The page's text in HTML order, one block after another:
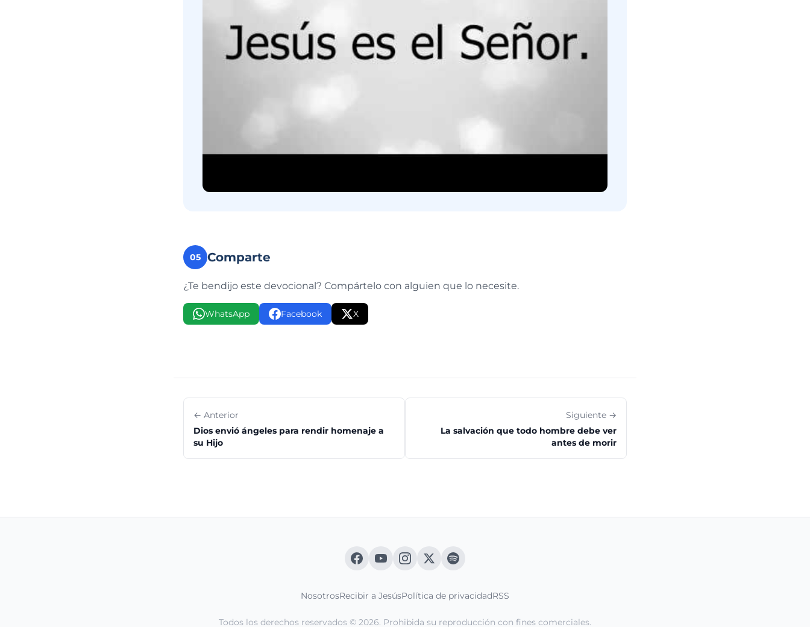
05 Comparte
¿Te bendijo este devocional? Compártelo con alguien que lo necesite.
WhatsApp Facebook X
← Anterior
Dios envió ángeles para rendir homenaje a
su Hijo
Siguiente →
La salvación que todo hombre debe ver
antes de morir
NosotrosRecibir a JesúsPolítica de privacidadRSS
Todos los derechos reservados © 2026. Prohibida su reproducción con fines comerciales.